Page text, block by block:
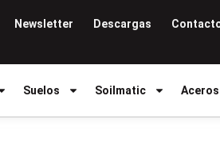
Newsletter Descargas
Suelos Soilmatic Aceros